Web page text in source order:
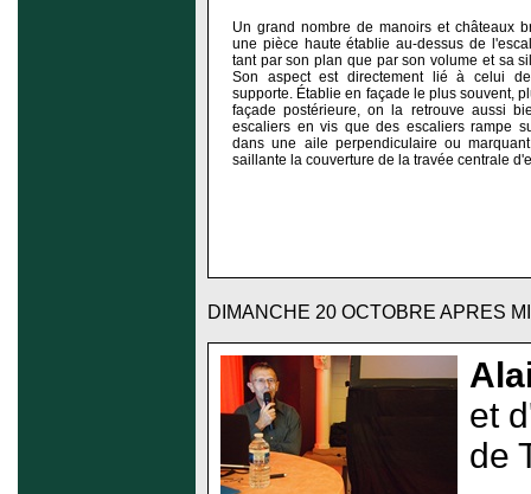
Un grand nombre de manoirs et châteaux
une pièce haute établie au-dessus de
tant par son plan que par son volume et sa
Son aspect est directement lié à celui
supporte. Établie en façade le plus souvent,
façade postérieure, on la retrouve aussi
escaliers en vis que des escaliers rampe
dans une aile perpendiculaire ou
saillante la couverture de la travée centrale
DIMANCHE 20 OCTOBRE APRES
et
de